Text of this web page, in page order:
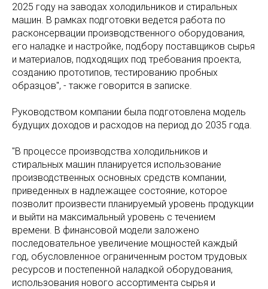
2025 году на заводах холодильников и стиральных
машин. В рамках подготовки ведется работа по
расконсервации производственного оборудования,
его наладке и настройке, подбору поставщиков сырья
и материалов, подходящих под требования проекта,
созданию прототипов, тестированию пробных
образцов", - также говорится в записке.
Руководством компании была подготовлена модель
будущих доходов и расходов на период до 2035 года.
"В процессе производства холодильников и
стиральных машин планируется использование
производственных основных средств компании,
приведенных в надлежащее состояние, которое
позволит произвести планируемый уровень продукции
и выйти на максимальный уровень с течением
времени. В финансовой модели заложено
последовательное увеличение мощностей каждый
год, обусловленное ограниченным ростом трудовых
ресурсов и постепенной наладкой оборудования,
использования нового ассортимента сырья и